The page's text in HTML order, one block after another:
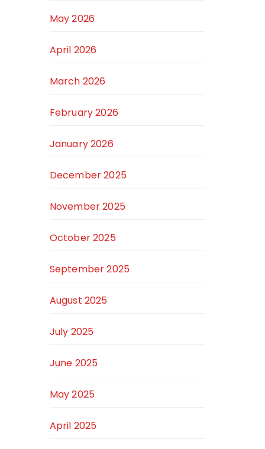
May 2026
April 2026
March 2026
February 2026
January 2026
December 2025
November 2025
October 2025
September 2025
August 2025
July 2025
June 2025
May 2025
April 2025